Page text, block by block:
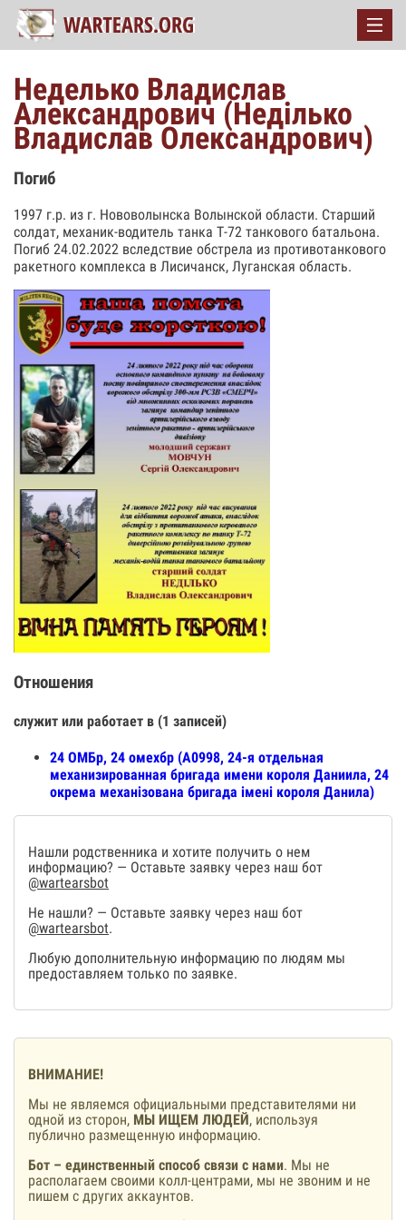
Неделько Владислав
Александрович (Недiлько
Владислав Олександрович)
Погиб
1997 г.р. из г. Нововолынска Волынской области. Старший
солдат, механик-водитель танка Т-72 танкового батальона.
Погиб 24.02.2022 вследствие обстрела из противотанкового
ракетного комплекса в Лисичанск, Луганская область.
Отношения
служит или работает в (1 записей)
24 ОМБр, 24 омехбр (А0998, 24-я отдельная
механизированная бригада имени короля Даниила, 24
окрема механізована бригада імені короля Данила)
Нашли родственника и хотите получить о нем
информацию? — Оставьте заявку через наш бот
@wartearsbot
Не нашли? — Оставьте заявку через наш бот
@wartearsbot.
Любую дополнительную информацию по людям мы
предоставляем только по заявке.
ВНИМАНИЕ!
Мы не являемся официальными представителями ни
одной из сторон, МЫ ИЩЕМ ЛЮДЕЙ, используя
публично размещенную информацию.
Бот – единственный способ связи с нами. Мы не
располагаем своими колл-центрами, мы не звоним и не
пишем с других аккаунтов.